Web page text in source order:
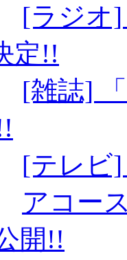
[ラジオ
定!!
[雑誌]
[テレビ
アコー
開!!